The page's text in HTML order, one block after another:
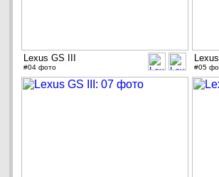
Lexus GS III
#04 фото #05